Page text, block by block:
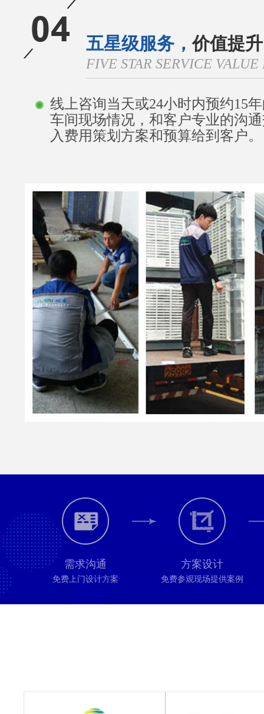
五星级服务，价值提升
FIVE STAR SERVICE
线上咨询当天或24小时内预约15
车间现场情况，和客户专业的沟
入费用策划方案和预算给到客户。
需求沟通
免费上门设计方案
方案设计
免费参观现场提供案例